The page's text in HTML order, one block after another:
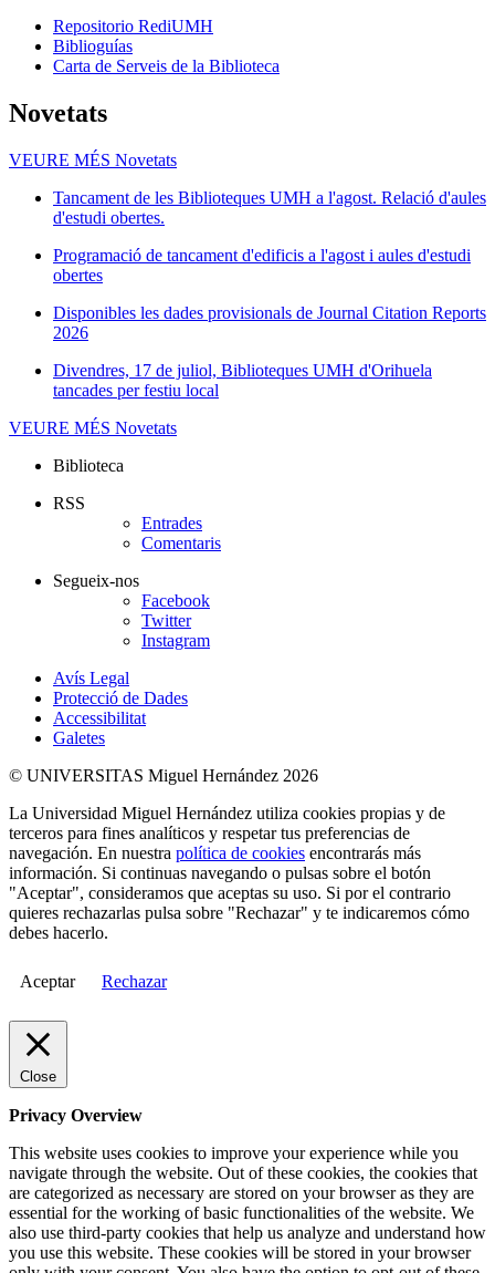
Repositorio RediUMH
Biblioguías
Carta de Serveis de la Biblioteca
Novetats
VEURE MÉS Novetats
Tancament de les Biblioteques UMH a l'agost. Relació d'aules
d'estudi obertes.
Programació de tancament d'edificis a l'agost i aules d'estudi
obertes
Disponibles les dades provisionals de Journal Citation Reports
2026
Divendres, 17 de juliol, Biblioteques UMH d'Orihuela
tancades per festiu local
VEURE MÉS Novetats
Biblioteca
RSS
Entrades
Comentaris
Segueix-nos
Facebook
Twitter
Instagram
Avís Legal
Protecció de Dades
Accessibilitat
Galetes
© UNIVERSITAS Miguel Hernández 2026
La Universidad Miguel Hernández utiliza cookies propias y de
terceros para fines analíticos y respetar tus preferencias de
navegación. En nuestra política de cookies encontrarás más
información. Si continuas navegando o pulsas sobre el botón
"Aceptar", consideramos que aceptas su uso. Si por el contrario
quieres rechazarlas pulsa sobre "Rechazar" y te indicaremos cómo
debes hacerlo.
Aceptar Rechazar
Close
Privacy Overview
This website uses cookies to improve your experience while you
navigate through the website. Out of these cookies, the cookies that
are categorized as necessary are stored on your browser as they are
essential for the working of basic functionalities of the website. We
also use third-party cookies that help us analyze and understand how
you use this website. These cookies will be stored in your browser